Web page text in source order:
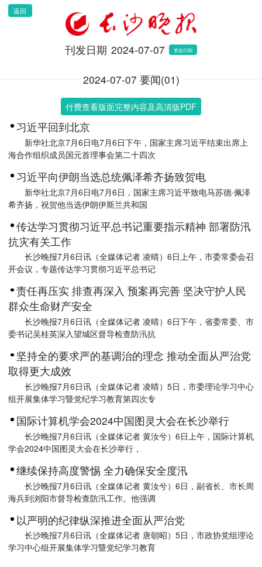
返回
刊发日期 2024-07-07 更改日期
2024-07-07 要闻(01)
付费查看版面完整内容及高清版PDF
习近平回到北京
新华社北京7月6日电7月6日下午，国家主席习近平结束出席上
海合作组织成员国元首理事会第二十四次
习近平向伊朗当选总统佩泽希齐扬致贺电
新华社北京7月6日电7月6日，国家主席习近平致电马苏德·佩泽
希齐扬，祝贺他当选伊朗伊斯兰共和国
传达学习贯彻习近平总书记重要指示精神 部署防汛
抗灾有关工作
长沙晚报7月6日讯（全媒体记者 凌晴）6日上午，市委常委会召
开会议，专题传达学习贯彻习近平总书记
责任再压实 排查再深入 预案再完善 坚决守护人民
群众生命财产安全
长沙晚报7月6日讯（全媒体记者 凌晴）6日下午，省委常委、市
委书记吴桂英深入望城区督导检查防汛抗
坚持全的要求严的基调治的理念 推动全面从严治党
取得更大成效
长沙晚报7月6日讯（全媒体记者 凌晴）5日，市委理论学习中心
组开展集体学习暨党纪学习教育第四次专
国际计算机学会2024中国图灵大会在长沙举行
长沙晚报7月6日讯（全媒体记者 黄汝兮）6日上午，国际计算机
学会2024中国图灵大会在长沙举行，
继续保持高度警惕 全力确保安全度汛
长沙晚报7月6日讯（全媒体记者 黄汝兮）6日，副省长、市长周
海兵到浏阳市督导检查防汛工作。他强调
以严明的纪律纵深推进全面从严治党
长沙晚报7月6日讯（全媒体记者 唐朝昭）5日，市政协党组理论
学习中心组开展集体学习暨党纪学习教育